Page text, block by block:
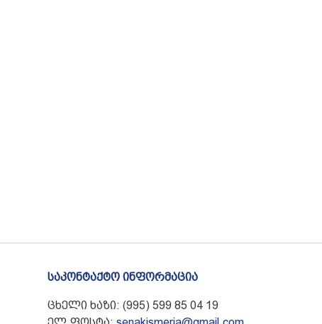
საკონტაქტო ინფორმაცია
ცხელი ხაზი: (995) 599 85 04 19